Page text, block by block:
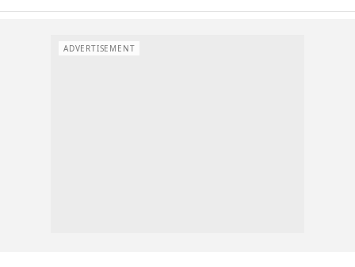
ADVERTISEMENT